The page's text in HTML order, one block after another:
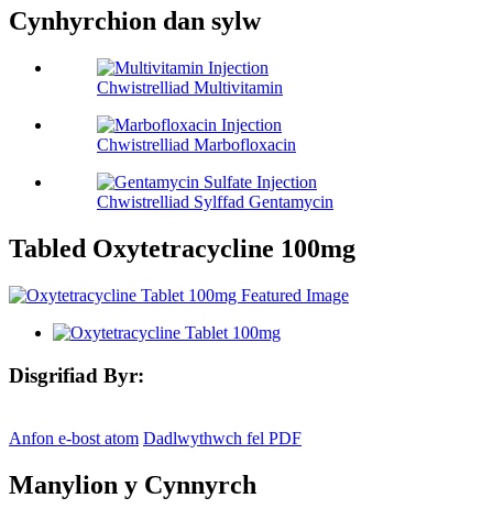
Cynhyrchion dan sylw
Chwistrelliad Multivitamin
Chwistrelliad Marbofloxacin
Chwistrelliad Sylffad Gentamycin
Tabled Oxytetracycline 100mg
Disgrifiad Byr:
Anfon e-bost atom Dadlwythwch fel PDF
Manylion y Cynnyrch